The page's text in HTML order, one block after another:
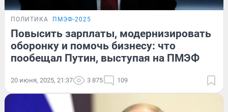
ПОЛИТИКА ПМЭФ-2025
Повысить зарплаты, модернизировать
оборонку и помочь бизнесу: что
пообещал Путин, выступая на ПМЭФ
20 июня, 2025, 21:37 3 875 109